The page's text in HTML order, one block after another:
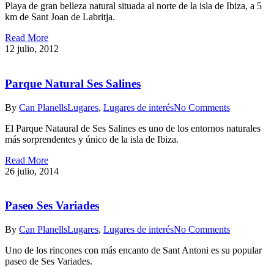
Playa de gran belleza natural situada al norte de la isla de Ibiza, a 5
km de Sant Joan de Labritja.
Read More
12 julio, 2012
Parque Natural Ses Salines
By Can PlanellsLugares, Lugares de interésNo Comments
El Parque Nataural de Ses Salines es uno de los entornos naturales
más sorprendentes y único de la isla de Ibiza.
Read More
26 julio, 2014
Paseo Ses Variades
By Can PlanellsLugares, Lugares de interésNo Comments
Uno de los rincones con más encanto de Sant Antoni es su popular
paseo de Ses Variades.